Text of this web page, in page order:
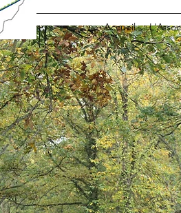
Accueil